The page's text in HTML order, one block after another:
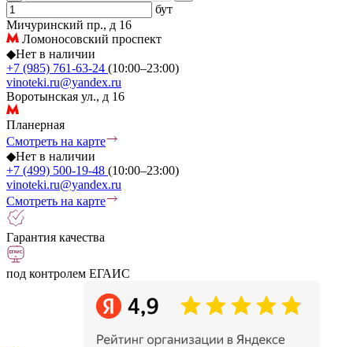
бут
Мичуринский пр., д 16
Ломоносовский проспект
◆Нет в наличии
+7 (985) 761-63-24 (10:00–23:00)
vinoteki.ru@yandex.ru
Воротынская ул., д 16
Планерная
Смотреть на карте
◆Нет в наличии
+7 (499) 500-19-48 (10:00–23:00)
vinoteki.ru@yandex.ru
Смотреть на карте
Гарантия качества
под контролем ЕГАИС